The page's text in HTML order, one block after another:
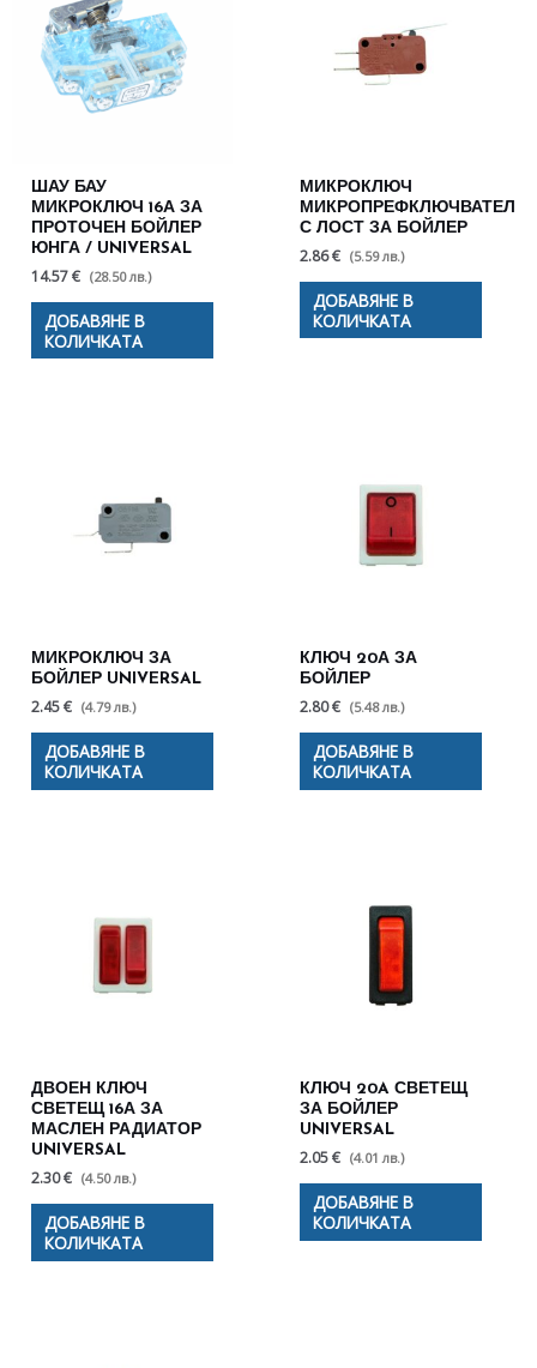
ШАУ БАУ
МИКРОКЛЮЧ 16А ЗА
ПРОТОЧЕН БОЙЛЕР
ЮНГА / UNIVERSAL
14.57 € (28.50 лв.)
ДОБАВЯНЕ В
КОЛИЧКАТА
МИКРОКЛЮЧ
МИКРОПРЕФКЛЮЧВАТЕЛ
С ЛОСТ ЗА БОЙЛЕР
2.86 € (5.59 лв.)
ДОБАВЯНЕ В
КОЛИЧКАТА
МИКРОКЛЮЧ ЗА
БОЙЛЕР UNIVERSAL
2.45 € (4.79 лв.)
ДОБАВЯНЕ В
КОЛИЧКАТА
КЛЮЧ 20А ЗА
БОЙЛЕР
2.80 € (5.48 лв.)
ДОБАВЯНЕ В
КОЛИЧКАТА
ДВОЕН КЛЮЧ
СВЕТЕЩ 16А ЗА
МАСЛЕН РАДИАТОР
UNIVERSAL
2.30 € (4.50 лв.)
ДОБАВЯНЕ В
КОЛИЧКАТА
КЛЮЧ 20A СВЕТЕЩ
ЗА БОЙЛЕР
UNIVERSAL
2.05 € (4.01 лв.)
ДОБАВЯНЕ В
КОЛИЧКАТА